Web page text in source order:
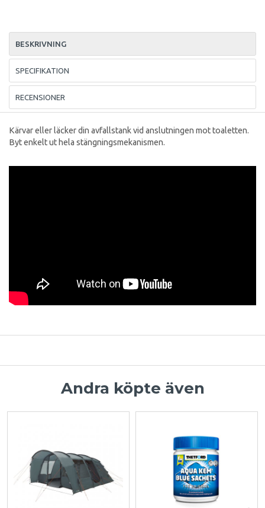
BESKRIVNING
SPECIFIKATION
RECENSIONER
Kärvar eller läcker din avfallstank vid anslutningen mot toaletten.
Byt enkelt ut hela stängningsmekanismen.
Andra köpte även